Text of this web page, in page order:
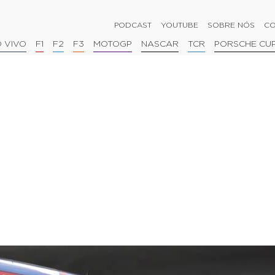
PODCAST YOUTUBE SOBRE NÓS
VIVO F1 F2 F3 MOTOGP NASCAR TCR PORSCHE